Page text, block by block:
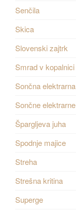
Senčila
Skica
Slovenski zajtrk
Smrad v kopalnici
Sončna elektrarna
Sončne elektrarne
Špargljeva juha
Spodnje majice
Streha
Strešna kritina
Superge